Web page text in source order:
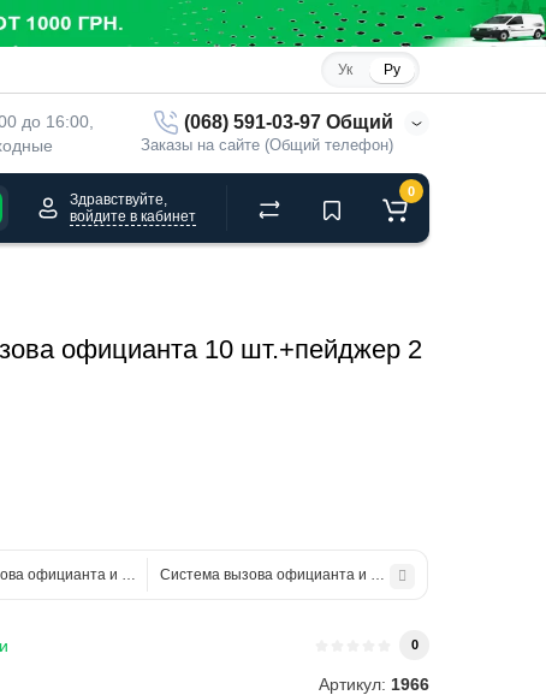
Ук Ру
до 16:00,
(068) 591-03-97 Общий
Заказы на сайте (Общий телефон)
Здравствуйте,
войдите в кабинет
0
официанта 10 шт.+пейджер 2
официанта и персонала КИТ-А204ВК: влагостойкая кнопка вызова
Система вызова официанта и персонала КИТ-А203ВК
0
Артикул: 1966